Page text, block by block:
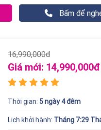
Bấm để
16,990,000đ
Giá mới: 14,990,000đ
Thời gian: 5 ngày 4 đêm
Lịch khởi hành: Tháng 7:29